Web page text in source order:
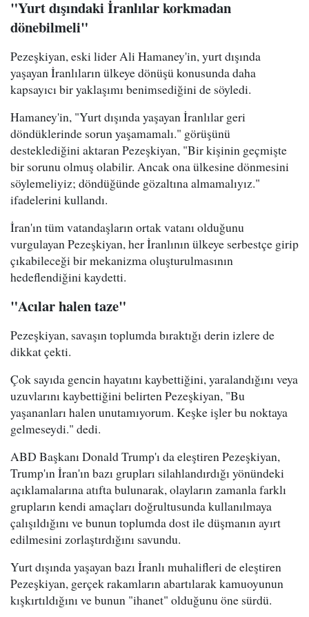
"Yurt dışındaki İranlılar korkmadan
dönebilmeli"
Pezeşkiyan, eski lider Ali Hamaney'in, yurt dışında
yaşayan İranlıların ülkeye dönüşü konusunda daha
kapsayıcı bir yaklaşımı benimsediğini de söyledi.
Hamaney'in, "Yurt dışında yaşayan İranlılar geri
döndüklerinde sorun yaşamamalı." görüşünü
desteklediğini aktaran Pezeşkiyan, "Bir kişinin geçmişte
bir sorunu olmuş olabilir. Ancak ona ülkesine dönmesini
söylemeliyiz; döndüğünde gözaltına almamalıyız."
ifadelerini kullandı.
İran'ın tüm vatandaşların ortak vatanı olduğunu
vurgulayan Pezeşkiyan, her İranlının ülkeye serbestçe girip
çıkabileceği bir mekanizma oluşturulmasının
hedeflendiğini kaydetti.
"Acılar halen taze"
Pezeşkiyan, savaşın toplumda bıraktığı derin izlere de
dikkat çekti.
Çok sayıda gencin hayatını kaybettiğini, yaralandığını veya
uzuvlarını kaybettiğini belirten Pezeşkiyan, "Bu
yaşananları halen unutamıyorum. Keşke işler bu noktaya
gelmeseydi." dedi.
ABD Başkanı Donald Trump'ı da eleştiren Pezeşkiyan,
Trump'ın İran'ın bazı grupları silahlandırdığı yönündeki
açıklamalarına atıfta bulunarak, olayların zamanla farklı
grupların kendi amaçları doğrultusunda kullanılmaya
çalışıldığını ve bunun toplumda dost ile düşmanın ayırt
edilmesini zorlaştırdığını savundu.
Yurt dışında yaşayan bazı İranlı muhalifleri de eleştiren
Pezeşkiyan, gerçek rakamların abartılarak kamuoyunun
kışkırtıldığını ve bunun "ihanet" olduğunu öne sürdü.